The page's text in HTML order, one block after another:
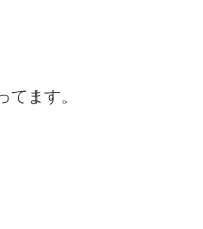
ます。